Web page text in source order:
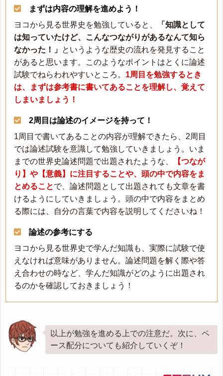
まずは内容の理解を進めよう！
ヨコから見る世界史を勉強していると、
「知識として
は知っていたけど、こんなつながりがあるなんて知ら
なかった！」 というような歴史の流れを発見すること
があると思います。このようなポイントはとくに論述
試験でねらわれやすいところ。 1周目を勉強するとき
は、まずは参考書に書いてあることを理解し、覚えて
しまいましょう！
2周目は論述のイメージを持って！
1周目で書いてあることの内容が理解できたら、2周目
では論述試験を意識して勉強していきましょう。いま
までの世界史論述問題で出題されたような、
【つなが
り】や【意義】に注目することや、頭の中で内容をま
とめることで、論述問題として出題されても文章を書
けるようにしていきましょう。頭の中で内容をまとめ
る際には、自分の言葉で内容を説明してくださいね！
論述の参考にする
ヨコから見る世界史で学んだ知識も、実際に試験で使
えなければ意味がありません。論述問題を解く際や答
え合わせの時など、学んだ知識がどのように出題され
るのかを確認しておきましょう！
以上が勉強を進める上での注意だ。次に、ペ
ース配分についても紹介していくぞ！